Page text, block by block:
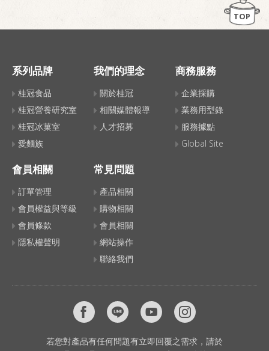
TOP
系列品牌
桂冠食品
桂冠營養研究室
桂冠冰菓室
愛麵族
我們的理念
關於桂冠
相關媒體報導
人才招募
商務服務
企業採購
業務用型錄
服務據點
Global Site
會員相關
訂單管理
會員權益與等級
會員條款
隱私權聲明
常見問題
產品相關
購物相關
會員相關
網站操作
聯絡我們
若您對產品有任何問題有立即回覆之需求，請於